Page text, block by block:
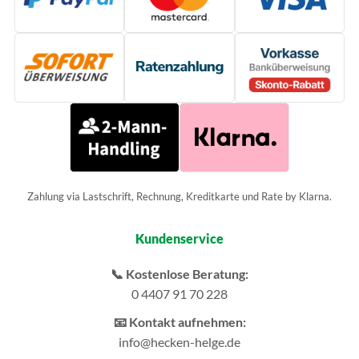
Zahlung via Lastschrift, Rechnung, Kreditkarte und Rate by Klarna.
Kundenservice
📞 Kostenlose Beratung:
0 4407 91 70 228
📧 Kontakt aufnehmen:
info@hecken-helge.de